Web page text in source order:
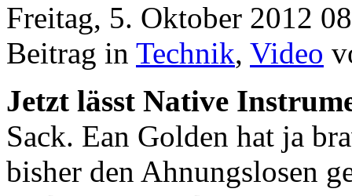
Freitag, 5. Oktober 2012
Beitrag in Technik, Video
Jetzt lässt Native
Sack. Ean Golden hat ja
bisher den Ahnungslosen